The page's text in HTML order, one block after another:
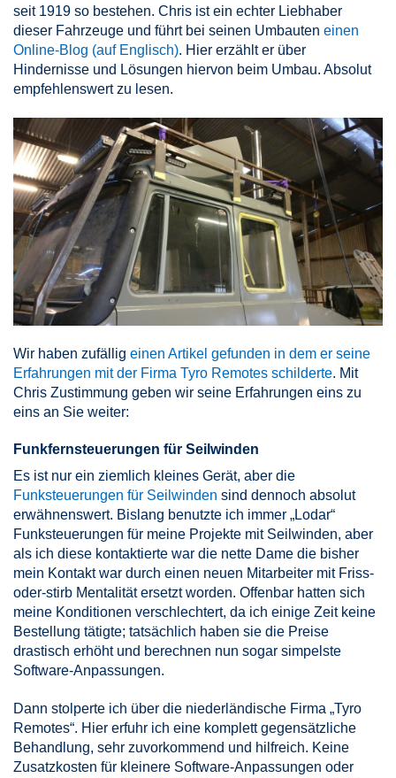
seit 1919 so bestehen. Chris ist ein echter Liebhaber
dieser Fahrzeuge und führt bei seinen Umbauten einen
Online-Blog (auf Englisch). Hier erzählt er über
Hindernisse und Lösungen hiervon beim Umbau. Absolut
empfehlenswert zu lesen.
Wir haben zufällig einen Artikel gefunden in dem er seine
Erfahrungen mit der Firma Tyro Remotes schilderte. Mit
Chris Zustimmung geben wir seine Erfahrungen eins zu
eins an Sie weiter:
Funkfernsteuerungen für Seilwinden
Es ist nur ein ziemlich kleines Gerät, aber die
Funksteuerungen für Seilwinden sind dennoch absolut
erwähnenswert. Bislang benutzte ich immer „Lodar“
Funksteuerungen für meine Projekte mit Seilwinden, aber
als ich diese kontaktierte war die nette Dame die bisher
mein Kontakt war durch einen neuen Mitarbeiter mit Friss-
oder-stirb Mentalität ersetzt worden. Offenbar hatten sich
meine Konditionen verschlechtert, da ich einige Zeit keine
Bestellung tätigte; tatsächlich haben sie die Preise
drastisch erhöht und berechnen nun sogar simpelste
Software-Anpassungen.
Dann stolperte ich über die niederländische Firma „Tyro
Remotes“. Hier erfuhr ich eine komplett gegensätzliche
Behandlung, sehr zuvorkommend und hilfreich. Keine
Zusatzkosten für kleinere Software-Anpassungen oder